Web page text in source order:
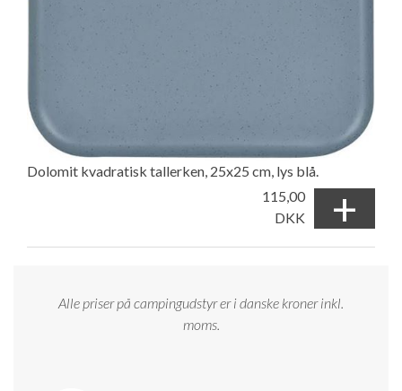
Dolomit kvadratisk tallerken, 25x25 cm, lys blå.
115,00
DKK
+
Alle priser på campingudstyr er i danske kroner inkl.
moms.